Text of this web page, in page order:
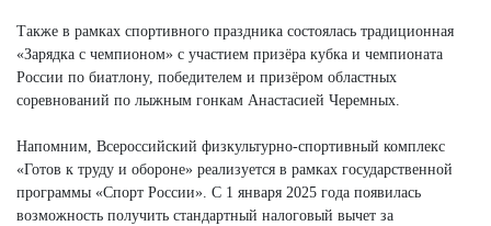
Также в рамках спортивного праздника состоялась традиционная
«Зарядка с чемпионом» с участием призёра кубка и чемпионата
России по биатлону, победителем и призёром областных
соревнований по лыжным гонкам Анастасией Черемных.
Напомним, Всероссийский физкультурно-спортивный комплекс
«Готов к труду и обороне» реализуется в рамках государственной
программы «Спорт России». С 1 января 2025 года появилась
возможность получить стандартный налоговый вычет за